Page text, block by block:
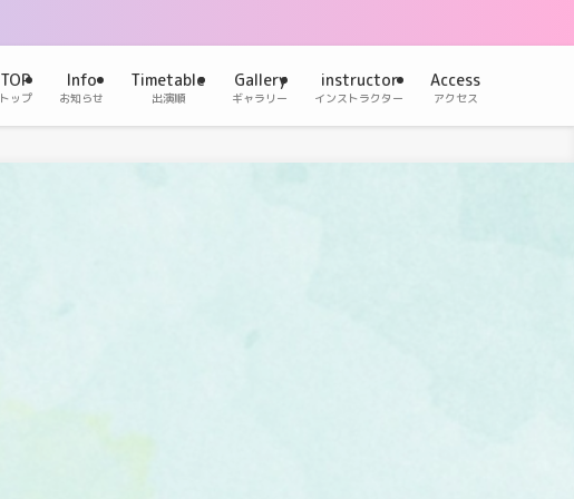
TOP
トップ
Info
お知らせ
Timetable
出演順
Gallery
ギャラリー
instructor
インストラクター
Access
アクセス